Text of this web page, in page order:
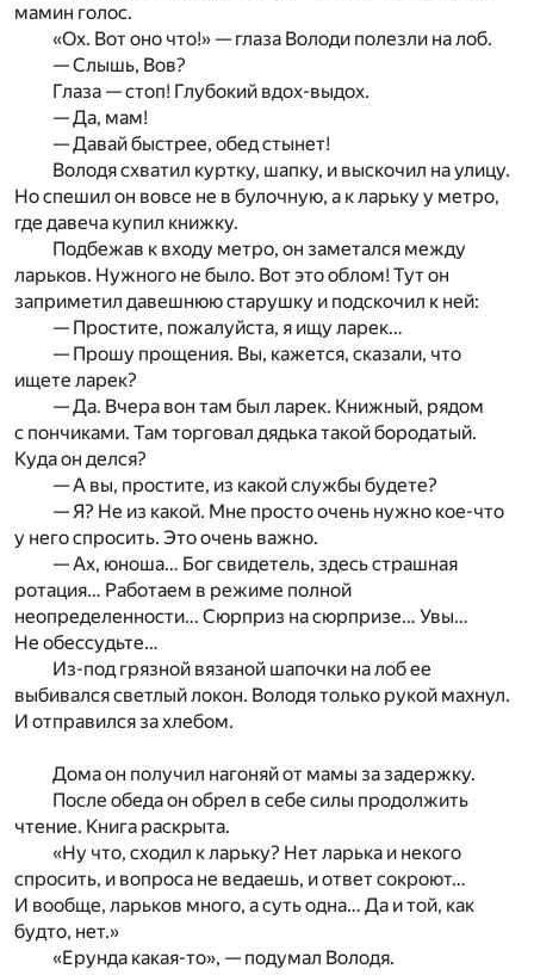
мамин голос.
«Ох. Вот оно что!» — глаза Володи полезли на лоб.
— Слышь, Вов?
Глаза — стоп! Глубокий вдох-выдох.
— Да, мам!
— Давай быстрее, обед стынет!
Володя схватил куртку, шапку, и выскочил на улицу.
Но спешил он вовсе не в булочную, а к ларьку у метро,
где давеча купил книжку.
Подбежав к входу метро, он заметался между
ларьков. Нужного не было. Вот это облом! Тут он
заприметил давешнюю старушку и подскочил к ней:
— Простите, пожалуйста, я ищу ларек…
— Прошу прощения. Вы, кажется, сказали, что
ищете ларек?
— Да. Вчера вон там был ларек. Книжный, рядом
с пончиками. Там торговал дядька такой бородатый.
Куда он делся?
— А вы, простите, из какой службы будете?
— Я? Не из какой. Мне просто очень нужно кое-что
у него спросить. Это очень важно.
— Ах, юноша… Бог свидетель, здесь страшная
ротация… Работаем в режиме полной
неопределенности… Сюрприз на сюрпризе… Увы…
Не обессудьте…
Из-под грязной вязаной шапочки на лоб ее
выбивался светлый локон. Володя только рукой махнул.
И отправился за хлебом.
Дома он получил нагоняй от мамы за задержку.
После обеда он обрел в себе силы продолжить
чтение. Книга раскрыта.
«Ну что, сходил к ларьку? Нет ларька и некого
спросить, и вопроса не ведаешь, и ответ сокроют…
И вообще, ларьков много, а суть одна… Да и той, как
будто, нет.»
«Ерунда какая-то», — подумал Володя.